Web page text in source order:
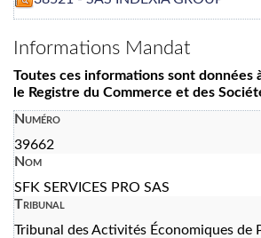
Informations Mandat
Toutes ces informations sont données
le Registre du Commerce et des
Numéro
39662
Nom
SFK SERVICES PRO SAS
Tribunal
Tribunal des Activités Économiques de